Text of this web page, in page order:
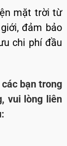
mặt trời từ
đảm bảo
chi phí đầu
bạn trong
vui lòng liên